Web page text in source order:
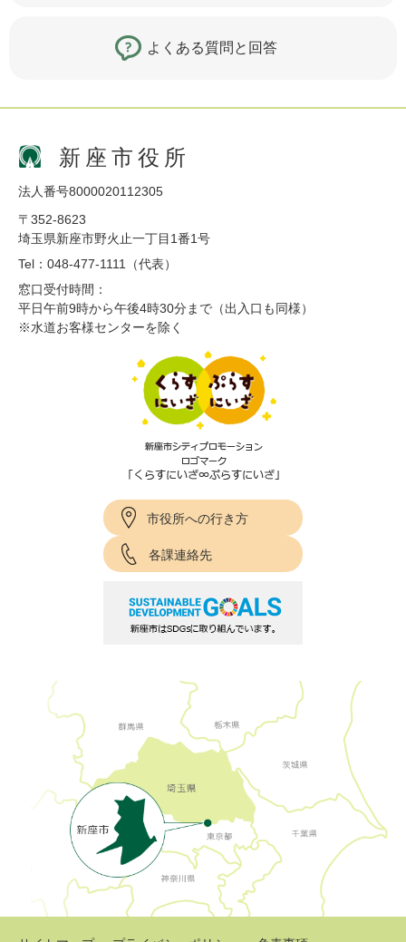
よくある質問と回答
新座市役所
法人番号8000020112305
〒352-8623
埼玉県新座市野火止一丁目1番1号
Tel：048-477-1111（代表）
窓口受付時間：
平日午前9時から午後4時30分まで（出入口も同様）
※水道お客様センターを除く
市役所への行き方
各課連絡先